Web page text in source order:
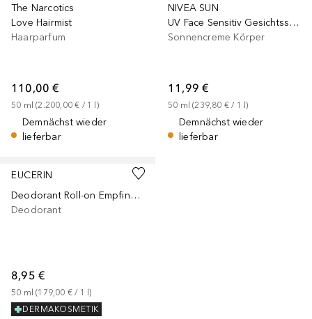
The Narcotics
Love Hairmist
Haarparfum
110,00 €
50 ml (2.200,00 € / 1 l)
Demnächst wieder
lieferbar
NIVEA SUN
UV Face Sensitiv Gesichtsschutz LSF 50
Sonnencreme Körper
11,99 €
50 ml (239,80 € / 1 l)
Demnächst wieder
lieferbar
EUCERIN
Deodorant Roll-on Empfindliche Haut 48h 0% Aluminium
Deodorant
8,95 €
50 ml (179,00 € / 1 l)
DERMAKOSMETIK